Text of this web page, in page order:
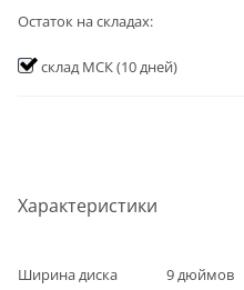
Характеристики
Ширина диска 9дюймов
Остаток на складах:
склад МСК(10 дней)